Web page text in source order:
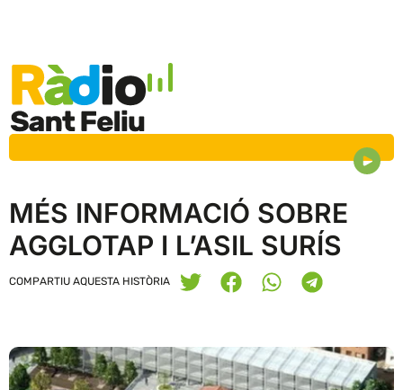
MÉS INFORMACIÓ SOBRE
AGGLOTAP I L’ASIL SURÍS
COMPARTIU AQUESTA HISTÒRIA